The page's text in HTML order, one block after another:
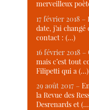
merveilleux
17 février 2018 –
date, j’ai changé
contact : (…)
16 février 2018 –
mais c’est tout
Filipetti qui a (…)
29 août 2017 –
la Revue des
Desrenards et